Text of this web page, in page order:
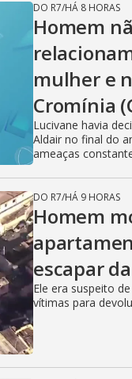
DO R7/HÁ 8 HORAS
Homem
mulher e
Cromínia
Lucivane havia
Aldair no final do
ameaças
DO R7/HÁ 9 HORAS
Homem
escapar
Ele era suspeito
vítimas para